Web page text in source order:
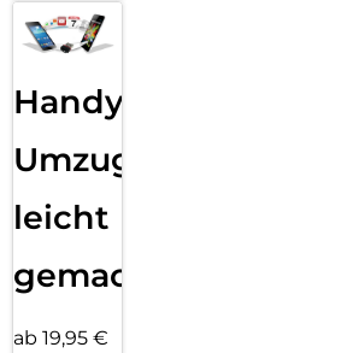
Handy
Umzug
leicht
gemacht!
ab 19,95 €